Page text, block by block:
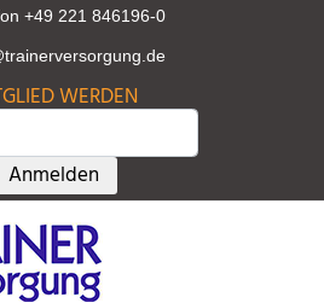
+49 221 846196-0
e
WERDEN
Type 2 or more characters for
Anmelden